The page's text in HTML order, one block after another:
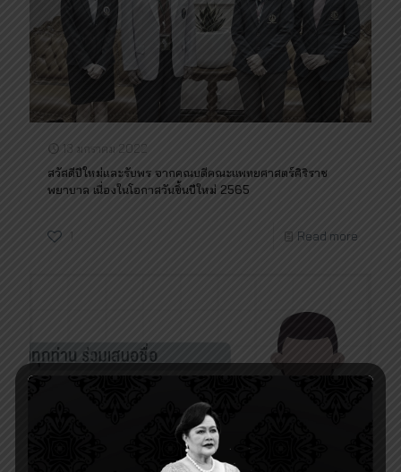
13 มกราคม 2022
สวัสดีปีใหม่และรับพร จากคณบดีคณะแพทยศาสตร์ศิริราช
พยาบาล เนื่องในโอกาสวันขึ้นปีใหม่ 2565
1 Read more